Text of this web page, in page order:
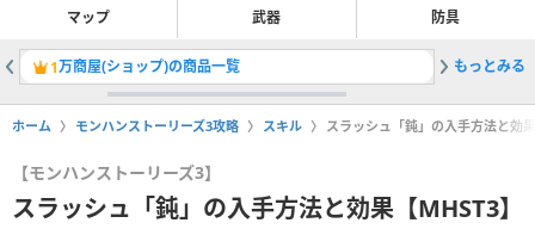
マップ 武器 防具
1万商屋(ショップ)の商品一覧 2イヴェ
もっとみる
ホーム モンハンストーリーズ3攻略 スキル スラッシュ「鈍」の入手方法と効
【モンハンストーリーズ3】
スラッシュ「鈍」の入手方法と効果【MHST3】